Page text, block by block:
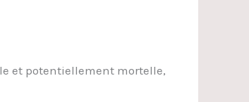
et potentiellement mortelle,